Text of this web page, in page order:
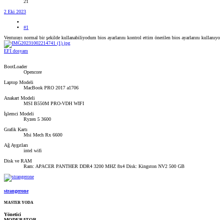
21
2 Eki 2023
#1
Venturayı normal bir şekilde kullanabiliyodum bios ayarlarını kontrol ettim önerilen bios ayarlarını
EFI dosyam
BootLoader
Opencore
Laptop Modeli
MacBook PRO 2017 a1706
Anakart Modeli
MSI B550M PRO-VDH WIFI
İşlemci Modeli
Ryzen 5 3600
Grafik Kartı
Msi Mech Rx 6600
Ağ Aygıtları
intel wifi
Disk ve RAM
Ram: APACER PANTHER DDR4 3200 MHZ 8x4 Disk: Kingston NV2 500 GB
strangerone
MASTER YODA
Yönetici